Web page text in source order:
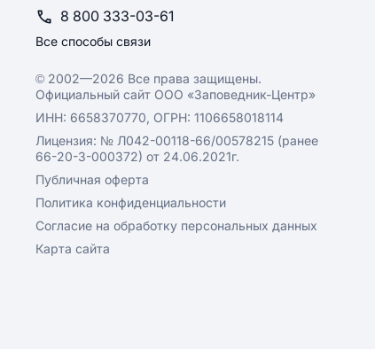
8 800 333-03-61
Все способы связи
© 2002—2026 Все права защищены.
Официальный сайт ООО «Заповедник-Центр»
ИНН: 6658370770, ОГРН: 1106658018114
Лицензия: № Л042-00118-66/00578215 (ранее
66-20-3-000372) от 24.06.2021г.
Публичная оферта
Политика конфиденциальности
Согласие на обработку персональных данных
Карта сайта